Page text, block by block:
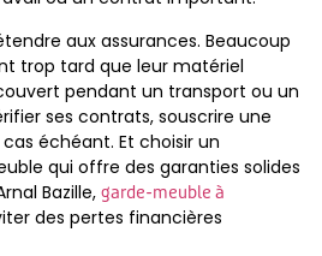
aux assurances. Beaucoup
trop tard que leur matériel
pendant un transport ou un
ses contrats, souscrire une
échéant. Et choisir un
qui offre des garanties solides
Bazille, garde-meuble à
des pertes financières